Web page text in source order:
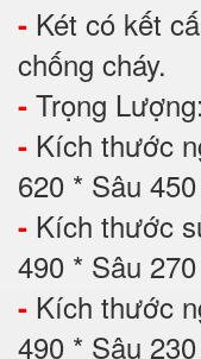
- Két có kết
chống cháy.
- Trọng
- Kích thước
620 * Sâu
- Kích thước
490 * Sâu
- Kích thước
490 * Sâu